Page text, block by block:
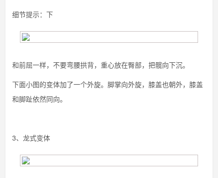
细节提示：下
和前屈一样，不要弯腰拱背，重心放在臀部，把髋向下沉。
下面小图的变体加了一个外旋。脚掌向外旋，膝盖也朝外，膝盖
和脚趾依然同向。
3、龙式变体